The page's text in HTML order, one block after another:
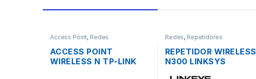
Access Point, Redes
ACCESS POINT
WIRELESS N TP-LINK
Redes, Repetidores
REPETIDOR WIRELESS
N300 LINKSYS